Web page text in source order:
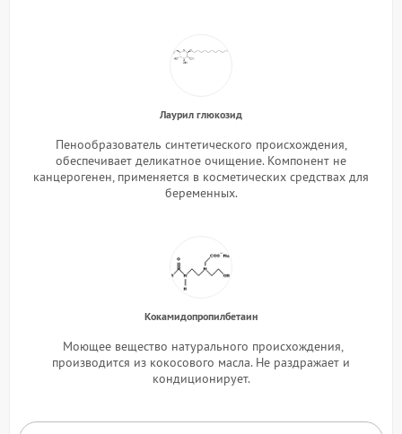
Лаурил глюкозид
Пенообразователь синтетического происхождения,
обеспечивает деликатное очищение. Компонент не
канцерогенен, применяется в косметических средствах для
беременных.
Кокамидопропилбетаин
Моющее вещество натурального происхождения,
производится из кокосового масла. Не раздражает и
кондиционирует.